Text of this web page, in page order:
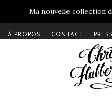
Ma nouvelle collection
À PROPOS CONTACT